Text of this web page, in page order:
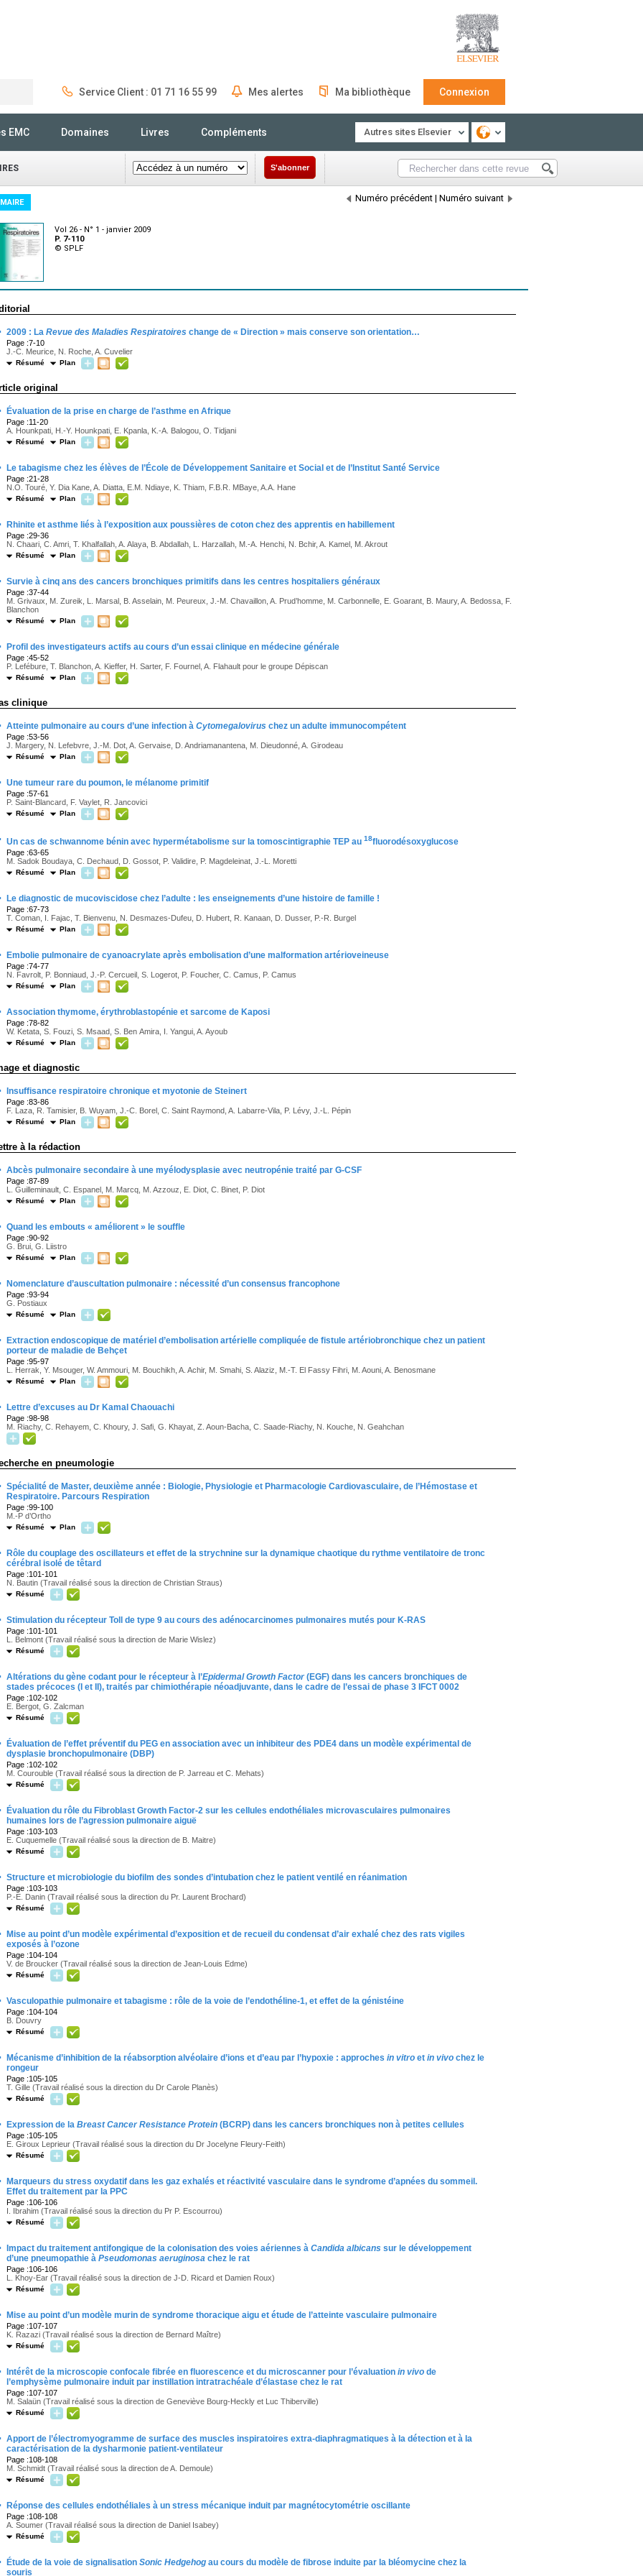
Service Client : 01 71 16 55 99 Mes alertes Ma bibliothèque Connexion
EMC Domaines Livres Compléments Autres sites Elsevier
S'abonner
Numéro précédent | Numéro suivant
Vol 26 - N° 1 - janvier 2009
P. 7-110
© SPLF
2009 : La Revue des Maladies Respiratoires change de « Direction » mais conserve son orientation…
Page :7-10
J.-C. Meurice, N. Roche, A. Cuvelier
Résumé Plan
original
Évaluation de la prise en charge de l’asthme en Afrique
Page :11-20
A. Hounkpati, H.-Y. Hounkpati, E. Kpanla, K.-A. Balogou, O. Tidjani
Résumé Plan
Le tabagisme chez les élèves de l’École de Développement Sanitaire et Social et de l’Institut Santé Service
Page :21-28
N.O. Touré, Y. Dia Kane, A. Diatta, E.M. Ndiaye, K. Thiam, F.B.R. MBaye, A.A. Hane
Résumé Plan
Rhinite et asthme liés à l’exposition aux poussières de coton chez des apprentis en habillement
Page :29-36
N. Chaari, C. Amri, T. Khalfallah, A. Alaya, B. Abdallah, L. Harzallah, M.-A. Henchi, N. Bchir, A. Kamel, M. Akrout
Résumé Plan
Survie à cinq ans des cancers bronchiques primitifs dans les centres hospitaliers généraux
Page :37-44
M. Grivaux, M. Zureik, L. Marsal, B. Asselain, M. Peureux, J.-M. Chavaillon, A. Prud’homme, M. Carbonnelle, E. Goarant, B. Maury, A. Bedossa, F.
Blanchon
Résumé Plan
Profil des investigateurs actifs au cours d’un essai clinique en médecine générale
Page :45-52
P. Lefébure, T. Blanchon, A. Kieffer, H. Sarter, F. Fournel, A. Flahault pour le groupe Dépiscan
Résumé Plan
clinique
Atteinte pulmonaire au cours d’une infection à Cytomegalovirus chez un adulte immunocompétent
Page :53-56
J. Margery, N. Lefebvre, J.-M. Dot, A. Gervaise, D. Andriamanantena, M. Dieudonné, A. Girodeau
Résumé Plan
Une tumeur rare du poumon, le mélanome primitif
Page :57-61
P. Saint-Blancard, F. Vaylet, R. Jancovici
Résumé Plan
Un cas de schwannome bénin avec hypermétabolisme sur la tomoscintigraphie TEP au 18fluorodésoxyglucose
Page :63-65
M. Sadok Boudaya, C. Dechaud, D. Gossot, P. Validire, P. Magdeleinat, J.-L. Moretti
Résumé Plan
Le diagnostic de mucoviscidose chez l’adulte : les enseignements d’une histoire de famille !
Page :67-73
T. Coman, I. Fajac, T. Bienvenu, N. Desmazes-Dufeu, D. Hubert, R. Kanaan, D. Dusser, P.-R. Burgel
Résumé Plan
Embolie pulmonaire de cyanoacrylate après embolisation d’une malformation artérioveineuse
Page :74-77
N. Favrolt, P. Bonniaud, J.-P. Cercueil, S. Logerot, P. Foucher, C. Camus, P. Camus
Résumé Plan
Association thymome, érythroblastopénie et sarcome de Kaposi
Page :78-82
W. Ketata, S. Fouzi, S. Msaad, S. Ben Amira, I. Yangui, A. Ayoub
Résumé Plan
et diagnostic
Insuffisance respiratoire chronique et myotonie de Steinert
Page :83-86
F. Laza, R. Tamisier, B. Wuyam, J.-C. Borel, C. Saint Raymond, A. Labarre-Vila, P. Lévy, J.-L. Pépin
Résumé Plan
à la rédaction
Abcès pulmonaire secondaire à une myélodysplasie avec neutropénie traité par G-CSF
Page :87-89
L. Guilleminault, C. Espanel, M. Marcq, M. Azzouz, E. Diot, C. Binet, P. Diot
Résumé Plan
Quand les embouts « améliorent » le souffle
Page :90-92
G. Brui, G. Liistro
Résumé Plan
Nomenclature d’auscultation pulmonaire : nécessité d’un consensus francophone
Page :93-94
G. Postiaux
Résumé Plan
Extraction endoscopique de matériel d’embolisation artérielle compliquée de fistule artériobronchique chez un patient
porteur de maladie de Behçet
Page :95-97
L. Herrak, Y. Msouger, W. Ammouri, M. Bouchikh, A. Achir, M. Smahi, S. Alaziz, M.-T. El Fassy Fihri, M. Aouni, A. Benosmane
Résumé Plan
Lettre d’excuses au Dr Kamal Chaouachi
Page :98-98
M. Riachy, C. Rehayem, C. Khoury, J. Safi, G. Khayat, Z. Aoun-Bacha, C. Saade-Riachy, N. Kouche, N. Geahchan
en pneumologie
Spécialité de Master, deuxième année : Biologie, Physiologie et Pharmacologie Cardiovasculaire, de l’Hémostase et
Respiratoire. Parcours Respiration
Page :99-100
M.-P d’Ortho
Résumé Plan
Rôle du couplage des oscillateurs et effet de la strychnine sur la dynamique chaotique du rythme ventilatoire de tronc
cérébral isolé de têtard
Page :101-101
N. Bautin (Travail réalisé sous la direction de Christian Straus)
Résumé
Stimulation du récepteur Toll de type 9 au cours des adénocarcinomes pulmonaires mutés pour K-RAS
Page :101-101
L. Belmont (Travail réalisé sous la direction de Marie Wislez)
Résumé
Altérations du gène codant pour le récepteur à l’Epidermal Growth Factor(EGF) dans les cancers bronchiques de
stades précoces (I et II), traités par chimiothérapie néoadjuvante, dans le cadre de l’essai de phase 3 IFCT 0002
Page :102-102
E. Bergot, G. Zalcman
Résumé
Évaluation de l’effet préventif du PEG en association avec un inhibiteur des PDE4 dans un modèle expérimental de
dysplasie bronchopulmonaire (DBP)
Page :102-102
M. Courouble (Travail réalisé sous la direction de P. Jarreau et C. Mehats)
Résumé
Évaluation du rôle du Fibroblast Growth Factor-2 sur les cellules endothéliales microvasculaires pulmonaires
humaines lors de l’agression pulmonaire aiguë
Page :103-103
E. Cuquemelle (Travail réalisé sous la direction de B. Maitre)
Résumé
Structure et microbiologie du biofilm des sondes d’intubation chez le patient ventilé en réanimation
Page :103-103
P.-E. Danin (Travail réalisé sous la direction du Pr. Laurent Brochard)
Résumé
Mise au point d’un modèle expérimental d’exposition et de recueil du condensat d’air exhalé chez des rats vigiles
exposés à l’ozone
Page :104-104
V. de Broucker (Travail réalisé sous la direction de Jean-Louis Edme)
Résumé
Vasculopathie pulmonaire et tabagisme : rôle de la voie de l’endothéline-1, et effet de la génistéine
Page :104-104
B. Douvry
Résumé
Mécanisme d’inhibition de la réabsorption alvéolaire d’ions et d’eau par l’hypoxie : approches in vitro et in vivo chez le
rongeur
Page :105-105
T. Gille (Travail réalisé sous la direction du Dr Carole Planès)
Résumé
Expression de la Breast Cancer Resistance Protein (BCRP) dans les cancers bronchiques non à petites cellules
Page :105-105
E. Giroux Leprieur (Travail réalisé sous la direction du Dr Jocelyne Fleury-Feith)
Résumé
Marqueurs du stress oxydatif dans les gaz exhalés et réactivité vasculaire dans le syndrome d’apnées du sommeil.
Effet du traitement par la PPC
Page :106-106
I. Ibrahim (Travail réalisé sous la direction du Pr P. Escourrou)
Résumé
Impact du traitement antifongique de la colonisation des voies aériennes à Candida albicans sur le développement
d’une pneumopathie à Pseudomonas aeruginosa chez le rat
Page :106-106
L. Khoy-Ear (Travail réalisé sous la direction de J-D. Ricard et Damien Roux)
Résumé
Mise au point d’un modèle murin de syndrome thoracique aigu et étude de l’atteinte vasculaire pulmonaire
Page :107-107
K. Razazi (Travail réalisé sous la direction de Bernard Maître)
Résumé
Intérêt de la microscopie confocale fibrée en fluorescence et du microscanner pour l’évaluation in vivo de
l’emphysème pulmonaire induit par instillation intratrachéale d’élastase chez le rat
Page :107-107
M. Salaün (Travail réalisé sous la direction de Geneviève Bourg-Heckly et Luc Thiberville)
Résumé
Apport de l’électromyogramme de surface des muscles inspiratoires extra-diaphragmatiques à la détection et à la
caractérisation de la dysharmonie patient-ventilateur
Page :108-108
M. Schmidt (Travail réalisé sous la direction de A. Demoule)
Résumé
Réponse des cellules endothéliales à un stress mécanique induit par magnétocytométrie oscillante
Page :108-108
A. Soumer (Travail réalisé sous la direction de Daniel Isabey)
Résumé
Étude de la voie de signalisation Sonic Hedgehog au cours du modèle de fibrose induite par la bléomycine chez la
souris